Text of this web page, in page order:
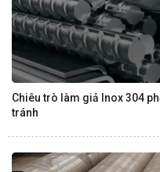
Chiêu trò làm giả Inox 304
tránh